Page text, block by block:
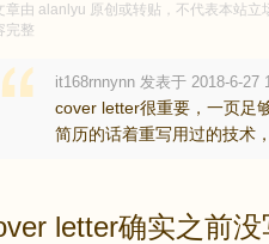
章由 alanlyu 原创或转贴，不代表本站
完整
it168rnnynn 发表于 2018-6-27
cover letter很重要，一页足
简历的话着重写用过的技术
letter确实之前